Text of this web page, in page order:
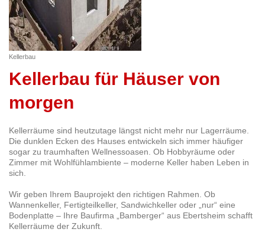
Kellerbau
Kellerbau für Häuser von
morgen
Kellerräume sind heutzutage längst nicht mehr nur Lagerräume.
Die dunklen Ecken des Hauses entwickeln sich immer häufiger
sogar zu traumhaften Wellnessoasen. Ob Hobbyräume oder
Zimmer mit Wohlfühlambiente – moderne Keller haben Leben in
sich.
Wir geben Ihrem Bauprojekt den richtigen Rahmen. Ob
Wannenkeller, Fertigteilkeller, Sandwichkeller oder „nur“ eine
Bodenplatte – Ihre Baufirma „Bamberger“ aus Ebertsheim schafft
Kellerräume der Zukunft.